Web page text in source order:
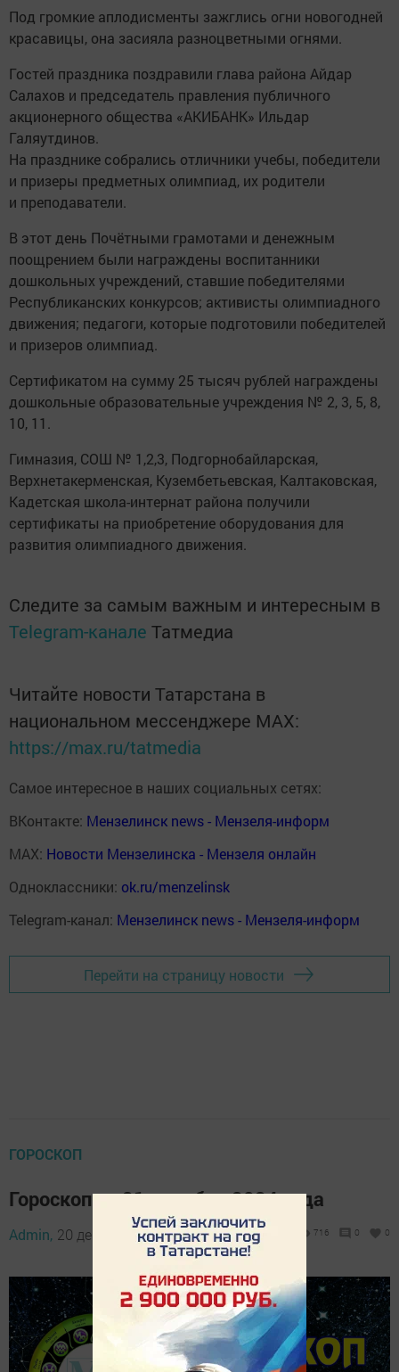
Под громкие аплодисменты зажглись огни новогодней
красавицы, она засияла разноцветными огнями.
Гостей праздника поздравили глава района Айдар
Салахов и председатель правления публичного
акционерного общества «АКИБАНК» Ильдар
Галяутдинов.
На празднике собрались отличники учебы, победители
и призеры предметных олимпиад, их родители
и преподаватели.
В этот день Почётными грамотами и денежным
поощрением были награждены воспитанники
дошкольных учреждений, ставшие победителями
Республиканских конкурсов; активисты олимпиадного
движения; педагоги, которые подготовили победителей
и призеров олимпиад.
Сертификатом на сумму 25 тысяч рублей награждены
дошкольные образовательные учреждения № 2, 3, 5, 8,
10, 11.
Гимназия, СОШ № 1,2,3, Подгорнобайларская,
Верхнетакерменская, Кузембетьевская, Калтаковская,
Кадетская школа-интернат района получили
сертификаты на приобретение оборудования для
развития олимпиадного движения.
Следите за самым важным и интересным в
Telegram-канале Татмедиа
Читайте новости Татарстана в
национальном мессенджере MАХ:
https://max.ru/tatmedia
Самое интересное в наших социальных сетях:
ВКонтакте: Мензелинск news - Мензеля-информ
MAX: Новости Мензелинска - Мензеля онлайн
Одноклассники: ok.ru/menzelinsk
Telegram-канал: Мензелинск news - Мензеля-информ
Перейти на страницу новости
ГОРОСКОП
Гороскоп на 21 декабря 2024 года
Admin, 20 декабря 2024 - 16:01 716 0 0